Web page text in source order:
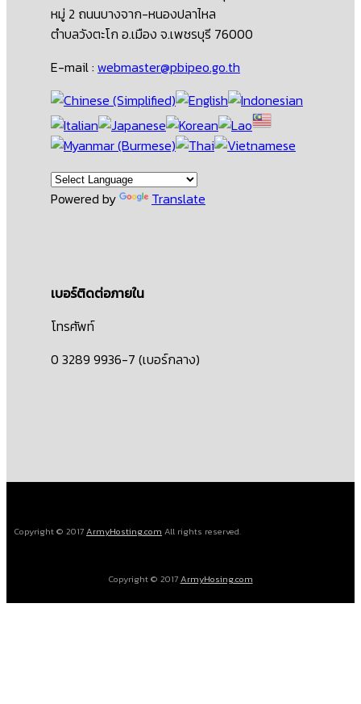
หมู่ 2 ถนนบางจาก-หนองปลาไหล
ตำบลวังตะโก อ.เมือง จ.เพชรบุรี 76000
E-mail : webmaster@pbipeo.go.th
Powered by Translate
เบอร์ติดต่อภายใน
โทรศัพท์
0 3289 9936-7 (เบอร์กลาง)
Copyright © 2017ArmyHosting.com All rights reserved.
Copyright © 2017ArmyHosing.com